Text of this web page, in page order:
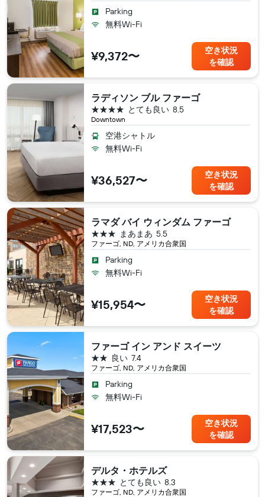
Parking
無料Wi-Fi
¥9,372〜
空き状況
を確認
ラディソン ブル ファーゴ
Downtown
8.5
とても良い
4つ星
空港シャトル
無料Wi-Fi
¥36,527〜
空き状況
を確認
ラマダ バイ ウィンダム ファーゴ
ファーゴ, ND, アメリカ合衆国
5.5
まあまあ
3つ星
Parking
無料Wi-Fi
¥15,954〜
空き状況
を確認
ファーゴ イン アンド スイーツ
ファーゴ, ND, アメリカ合衆国
7.4
良い
2つ星
Parking
無料Wi-Fi
¥17,523〜
空き状況
を確認
デルタ・ホテルズ
ファーゴ, ND, アメリカ合衆国
8.3
とても良い
3つ星